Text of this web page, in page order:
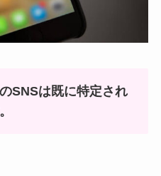
SNSは既に特定され